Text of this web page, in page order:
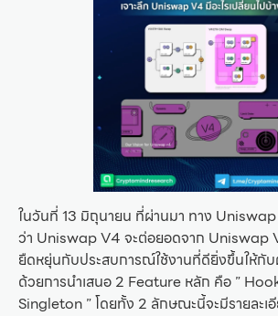
ในวันที่ 13 มิถุนายน ที่ผ่านมา ทาง
ว่า Uniswap V4 จะต่อยอดจาก Uniswap
ยืดหยุ่นกับประสบการณ์ใช้งานที่ดียิ่งขึ้นให้กั
ด้วยการนำเสนอ 2 Feature หลัก คือ ”
Singleton ” โดยทั้ง 2 ลักษณะนี้จะมีรายละเ